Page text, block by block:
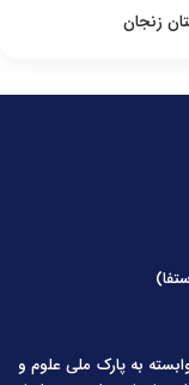
زنجان
به پارک ملی علوم و